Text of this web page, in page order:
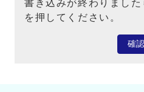
書き込みが終わりまし
を押してください。
確認